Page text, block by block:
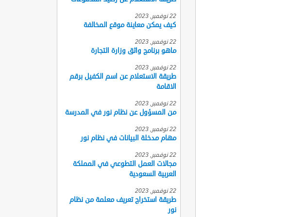
22 نوفمبر, 2023
كيف يمكن معاينة موقع المخالفة
22 نوفمبر, 2023
ماهو برنامج واثق وزارة التجارة
22 نوفمبر, 2023
طريقة الاستعلام عن اسم الكفيل برقم
الاقامة
22 نوفمبر, 2023
من المسؤول عن نظام نور في المدرسة
22 نوفمبر, 2023
مهام مدخلة البيانات في نظام نور
22 نوفمبر, 2023
مجالات العمل التطوعي في المملكة
العربية السعودية
22 نوفمبر, 2023
طريقة استخراج تعريف معلمة من نظام
نور